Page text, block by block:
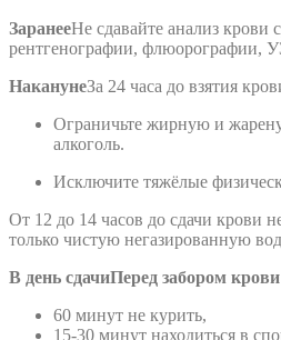
ЗаранееНе сдавайте анализ крови
рентгенографии, флюорографии,
НаканунеЗа 24 часа до взятия
Ограничьте жирную и
алкоголь.
Исключите тяжёлые
От 12 до 14 часов до сдачи крови
только чистую негазированную
В день сдачиПеред забором крови
60 минут не курить,
15-30 минут находиться в